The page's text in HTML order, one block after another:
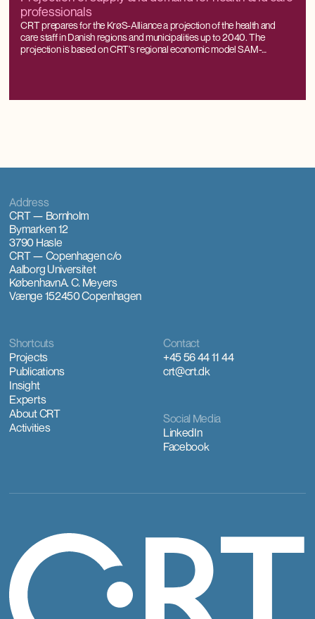
professionals
CRT prepares for the KrøS-Alliance a projection of the health and
care staff in Danish regions and municipalities up to 2040. The
projection is based on CRT's regional economic model SAM-
Contact
+45 56 44 11 44
crt@crt.dk
Shortcuts
Projects
Publications
Insight
Experts
About CRT
Activities
Social Media
LinkedIn
Facebook
Address
CRT — Bornholm
Bymarken 12
3790 Hasle
CRT — Copenhagenc/o
Aalborg Universitet
KøbenhavnA. C. Meyers
Vænge 152450 Copenhagen